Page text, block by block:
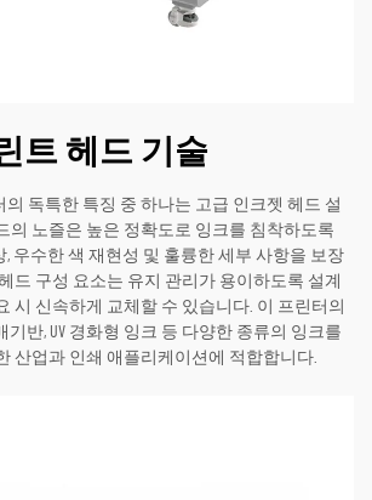
트 헤드 기술
독특한 특징 중 하나는 고급 인크젯 헤드 설
의 노즐은 높은 정확도로 잉크를 침착하도록
우수한 색 재현성 및 훌륭한 세부 사항을 보장
드 구성 요소는 유지 관리가 용이하도록 설계
시 신속하게 교체할 수 있습니다. 이 프린터의
기반, UV 경화형 잉크 등 다양한 종류의 잉크를
산업과 인쇄 애플리케이션에 적합합니다.